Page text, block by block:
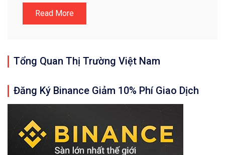
Read More
Tổng Quan Thị Trường Việt Nam
Đăng Ký Binance Giảm 10% Phí Giao Dịch